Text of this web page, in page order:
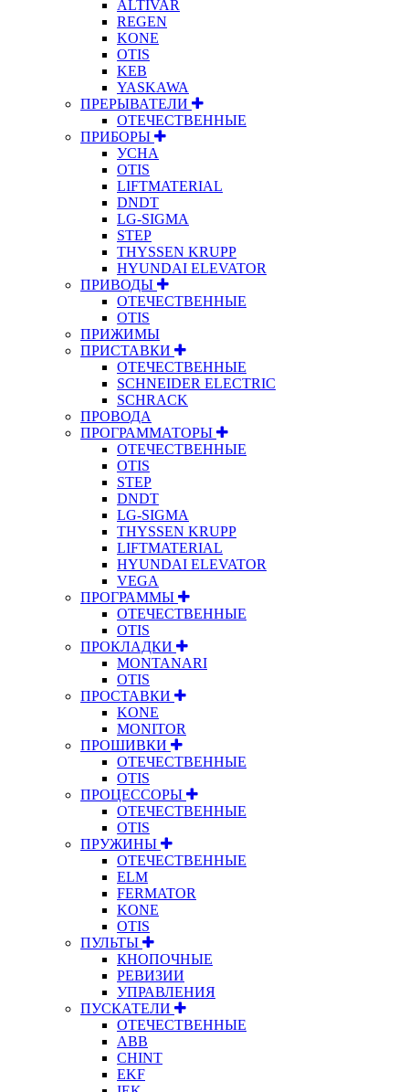
ALTIVAR
REGEN
KONE
OTIS
KEB
YASKAWA
ПРЕРЫВАТЕЛИ
ОТЕЧЕСТВЕННЫЕ
ПРИБОРЫ
УСНА
OTIS
LIFTMATERIAL
DNDT
LG-SIGMA
STEP
THYSSEN KRUPP
HYUNDAI ELEVATOR
ПРИВОДЫ
ОТЕЧЕСТВЕННЫЕ
OTIS
ПРИЖИМЫ
ПРИСТАВКИ
ОТЕЧЕСТВЕННЫЕ
SCHNEIDER ELECTRIC
SCHRACK
ПРОВОДА
ПРОГРАММАТОРЫ
ОТЕЧЕСТВЕННЫЕ
OTIS
STEP
DNDT
LG-SIGMA
THYSSEN KRUPP
LIFTMATERIAL
HYUNDAI ELEVATOR
VEGA
ПРОГРАММЫ
ОТЕЧЕСТВЕННЫЕ
OTIS
ПРОКЛАДКИ
MONTANARI
OTIS
ПРОСТАВКИ
KONE
MONITOR
ПРОШИВКИ
ОТЕЧЕСТВЕННЫЕ
OTIS
ПРОЦЕССОРЫ
ОТЕЧЕСТВЕННЫЕ
OTIS
ПРУЖИНЫ
ОТЕЧЕСТВЕННЫЕ
ELM
FERMATOR
KONE
OTIS
ПУЛЬТЫ
КНОПОЧНЫЕ
РЕВИЗИИ
УПРАВЛЕНИЯ
ПУСКАТЕЛИ
ОТЕЧЕСТВЕННЫЕ
ABB
CHINT
EKF